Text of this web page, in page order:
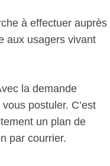
à effectuer auprès
aux usagers vivant
la demande
postuler. C’est
un plan de
par courrier.